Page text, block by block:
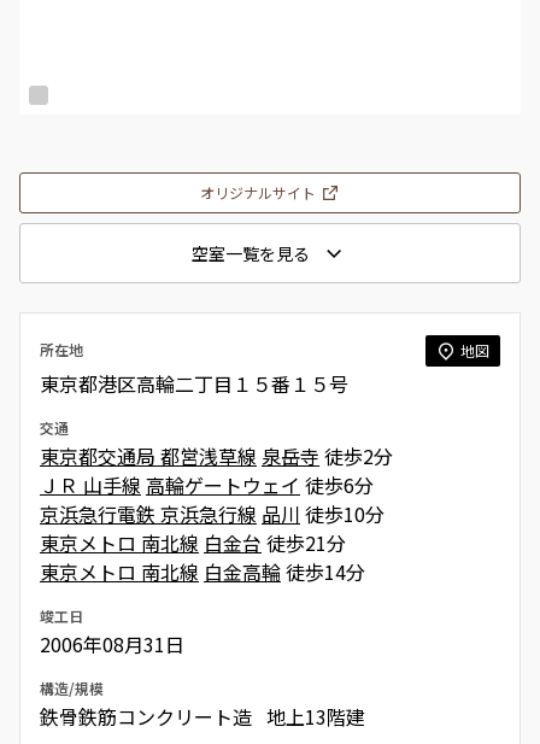
オリジナルサイト
空室一覧を見る
所在地 地図
東京都港区高輪二丁目１５番１５号
交通
東京都交通局 都営浅草線 泉岳寺 徒歩2分
ＪＲ 山手線 高輪ゲートウェイ 徒歩6分
京浜急行電鉄 京浜急行線 品川 徒歩10分
東京メトロ 南北線 白金台 徒歩21分
東京メトロ 南北線 白金高輪徒歩14分
竣工日
2006年08月31日
構造/規模
鉄骨鉄筋コンクリート造 地上13階建